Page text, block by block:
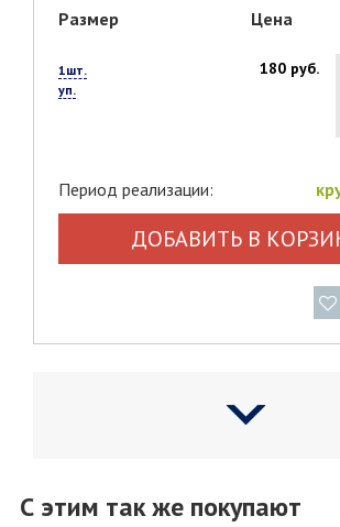
Размер Цена
1шт.
уп.
180 руб.
Период реализации:
ДОБАВИТЬ В
С этим так же покупают